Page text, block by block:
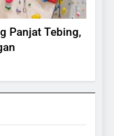
Panjat Tebing,